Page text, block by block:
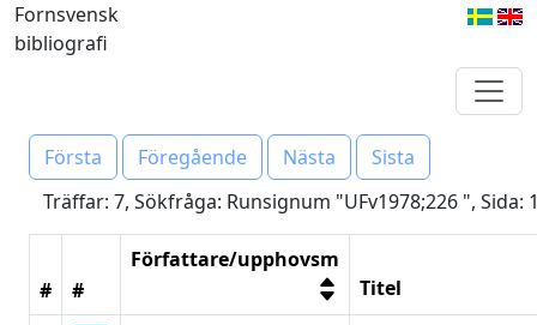
Fornsvensk
bibliografi
Första Föregående Nästa
Sista
Träffar: 7, Sökfråga: Runsignum "UFv1978;226 ", Sida:
# #
Författare/upphovsm
Titel